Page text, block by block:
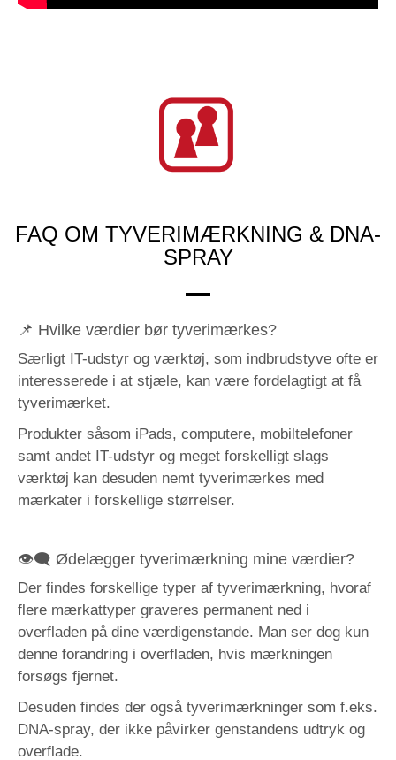
FAQ OM TYVERIMÆRKNING & DNA-
SPRAY
📌 Hvilke værdier bør tyverimærkes?
Særligt IT-udstyr og værktøj, som indbrudstyve ofte er
interesserede i at stjæle, kan være fordelagtigt at få
tyverimærket.
Produkter såsom iPads, computere, mobiltelefoner
samt andet IT-udstyr og meget forskelligt slags
værktøj kan desuden nemt tyverimærkes med
mærkater i forskellige størrelser.
👁‍🗨 Ødelægger tyverimærkning mine værdier?
Der findes forskellige typer af tyverimærkning, hvoraf
flere mærkattyper graveres permanent ned i
overfladen på dine værdigenstande. Man ser dog kun
denne forandring i overfladen, hvis mærkningen
forsøgs fjernet.
Desuden findes der også tyverimærkninger som f.eks.
DNA-spray, der ikke påvirker genstandens udtryk og
overflade.